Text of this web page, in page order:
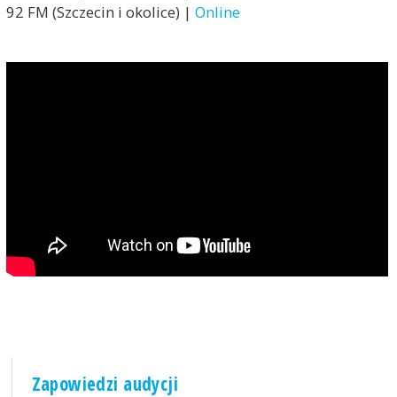
92 FM (Szczecin i okolice) | Online
Zapowiedzi audycji